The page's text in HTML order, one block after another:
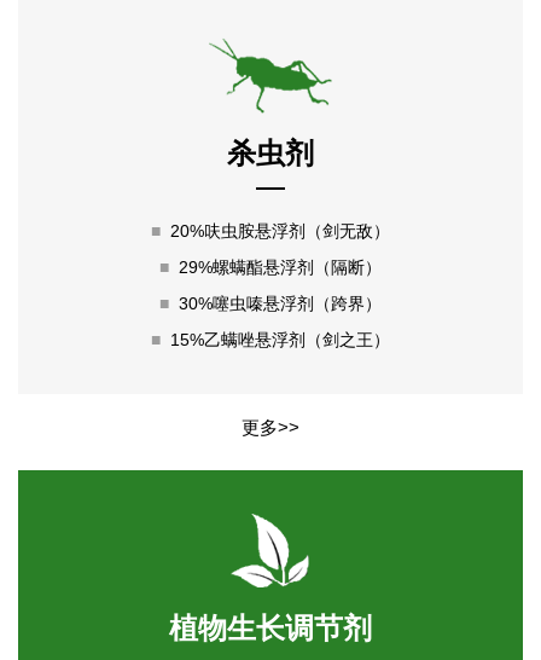
杀虫剂
■ 20%呋虫胺悬浮剂（剑无敌）
■ 29%螺螨酯悬浮剂（隔断）
■ 30%噻虫嗪悬浮剂（跨界）
■ 15%乙螨唑悬浮剂（剑之王）
更多>>
植物生长调节剂